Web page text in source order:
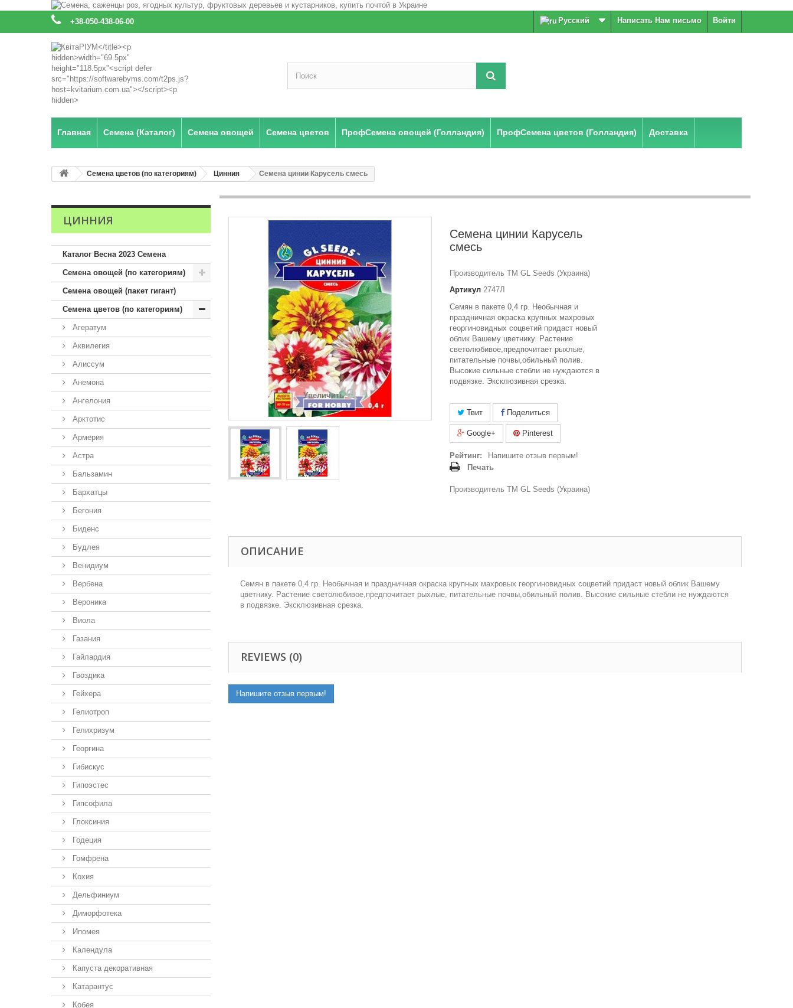
Войти
Написать Нам письмо
: +38-050-438-06-00 Русский
Главная Семена (Каталог) Семена овощей Семена цветов ПрофСемена овощей (Голландия) ПрофСемена цветов (Голландия) Доставка
Семена цветов (по категориям) Цинния Семена цинии Карусель смесь
ЦИННИЯ
Каталог Весна 2023 Семена
Семена овощей (по категориям)
Семена овощей (пакет гигант)
Семена цветов (по категориям)
Агератум
Аквилегия
Алиссум
Анемона
Ангелония
Арктотис
Армерия
Астра
Бальзамин
Бархатцы
Бегония
Биденс
Будлея
Венидиум
Вербена
Вероника
Виола
Газания
Гайлардия
Гвоздика
Гейхера
Гелиотроп
Гелихризум
Георгина
Гибискус
Гипоэстес
Гипсофила
Глоксиния
Годеция
Гомфрена
Кохия
Дельфиниум
Диморфотека
Ипомея
Календула
Капуста декоративная
Катарантус
Кобея
Увеличить
Семена цинии Карусель
смесь
Производитель ТМ GL Seeds (Украина)
Артикул 2747Л
Семян в пакете 0,4 гр. Необычная и
праздничная окраска крупных махровых
георгиновидных соцветий придаст новый
облик Вашему цветнику. Растение
светолюбивое,предпочитает рыхлые,
питательные почвы,обильный полив.
Высокие сильные стебли не нуждаются в
подвязке. Эксклюзивная срезка.
Твит Поделиться
Google+ Pinterest
Рейтинг:
Напишите отзыв первым!
Печать
Производитель ТМ GL Seeds (Украина)
ОПИСАНИЕ
Семян в пакете 0,4 гр. Необычная и праздничная окраска крупных махровых георгиновидных соцветий придаст новый облик Вашему
цветнику. Растение светолюбивое,предпочитает рыхлые, питательные почвы,обильный полив. Высокие сильные стебли не нуждаются
в подвязке. Эксклюзивная срезка.
REVIEWS (0)
Напишите отзыв первым!